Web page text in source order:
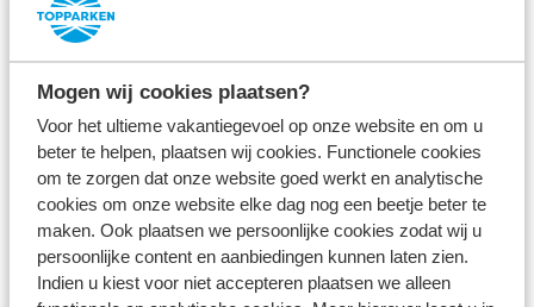
Mogen wij cookies plaatsen?
Voor het ultieme vakantiegevoel op onze website en om u
beter te helpen, plaatsen wij cookies. Functionele cookies
om te zorgen dat onze website goed werkt en analytische
cookies om onze website elke dag nog een beetje beter te
maken. Ook plaatsen we persoonlijke cookies zodat wij u
persoonlijke content en aanbiedingen kunnen laten zien.
Indien u kiest voor niet accepteren plaatsen we alleen
nicht ein Startpreis, zu dem verschiedene
Zusatzkosten hinzukommen. Marketingtechnisch
mag es interessant sein, mit einem niedrigen
Einstiegspreis möglichst viele Besucher anzulocken,
aber wir legen mehr Wert auf Kundenfreundlichkeit
und eine angenehme Customer Journey; von der
Buchung bis zur Heimkehr.